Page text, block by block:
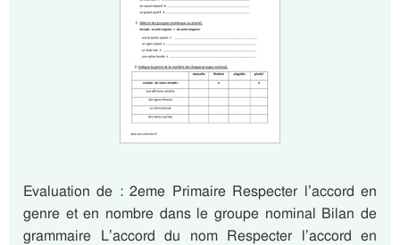
Evaluation de : 2eme Primaire Respecter l’accord en
genre et en nombre dans le groupe nominal Bilan de
grammaire L’accord du nom Respecter l’accord en